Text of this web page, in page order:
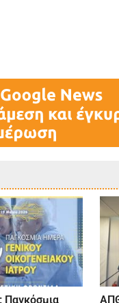
Παγκόσμια